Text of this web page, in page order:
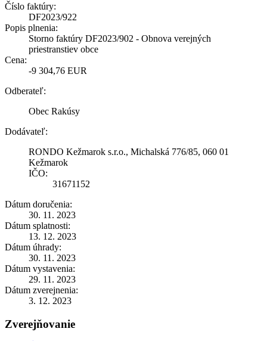
Číslo faktúry:
DF2023/922
Popis plnenia:
Storno faktúry DF2023/902 - Obnova verejných
priestranstiev obce
Cena:
-9 304,76 EUR
Odberateľ:
Obec Rakúsy
Dodávateľ:
RONDO Kežmarok s.r.o., Michalská 776/85, 060 01
Kežmarok
IČO:
31671152
Dátum doručenia:
30. 11. 2023
Dátum splatnosti:
13. 12. 2023
Dátum úhrady:
30. 11. 2023
Dátum vystavenia:
29. 11. 2023
Dátum zverejnenia:
3. 12. 2023
Zverejňovanie